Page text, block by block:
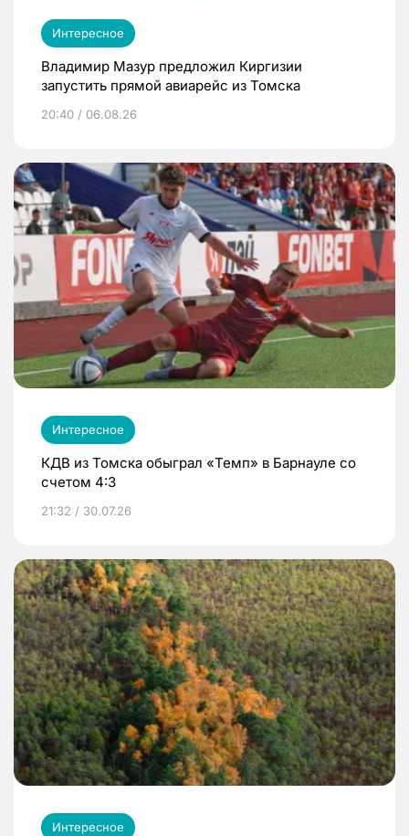
Интересное
Владимир Мазур предложил Киргизии
запустить прямой авиарейс из Томска
20:40 / 06.08.26
Интересное
КДВ из Томска обыграл «Темп» в Барнауле со
счетом 4:3
21:32 / 30.07.26
Интересное